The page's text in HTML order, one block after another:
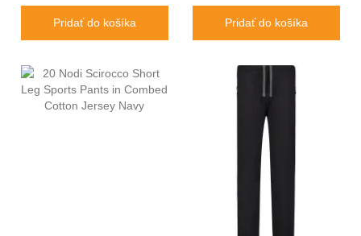
Pridať do košíka Pridať do košíka